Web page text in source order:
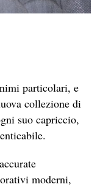
particolari, e
collezione di
suo capriccio,
moderni,